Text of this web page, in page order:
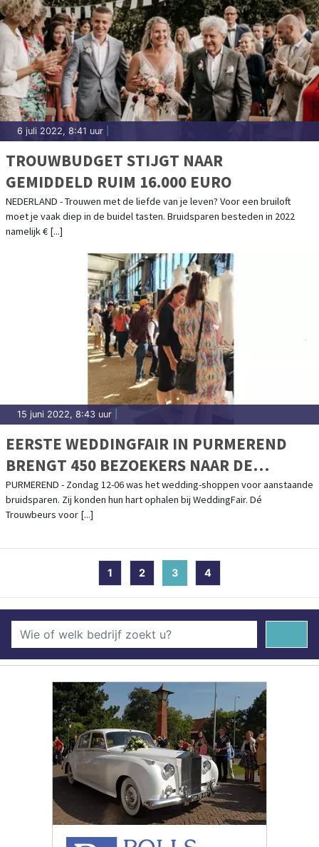
6 juli 2022, 8:41 uur
TROUWBUDGET STIJGT NAAR
GEMIDDELD RUIM 16.000 EURO
NEDERLAND - Trouwen met de liefde van je leven? Voor een bruiloft
moet je vaak diep in de buidel tasten. Bruidsparen besteden in 2022
namelijk € [...]
15 juni 2022, 8:43 uur
EERSTE WEDDINGFAIR IN PURMEREND
BRENGT 450 BEZOEKERS NAAR DE
MARKTHAL
PURMEREND - Zondag 12-06 was het wedding-shoppen voor aanstaande
bruidsparen. Zij konden hun hart ophalen bij WeddingFair. Dé
Trouwbeurs voor [...]
1 2 3 (current)
4